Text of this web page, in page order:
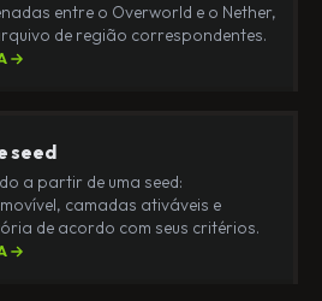
entre o Overworld e o Nether,
de região correspondentes.
seed
a partir de uma seed:
camadas ativáveis e
de acordo com seus critérios.